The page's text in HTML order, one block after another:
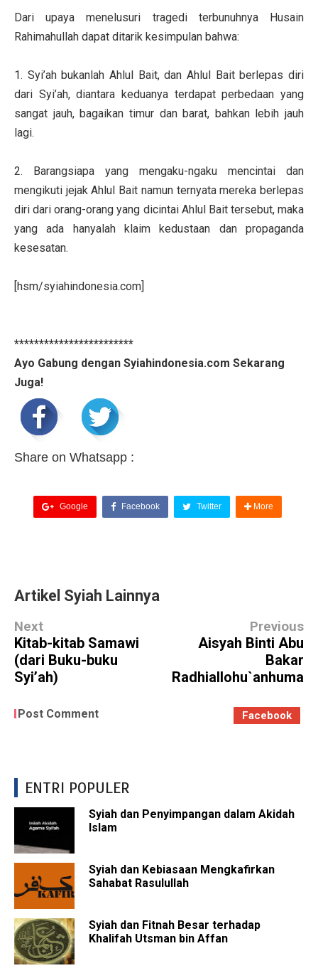
Dari upaya menelusuri tragedi terbunuhnya Husain
Rahimahullah dapat ditarik kesimpulan bahwa:
1. Syi’ah bukanlah Ahlul Bait, dan Ahlul Bait berlepas diri
dari Syi’ah, diantara keduanya terdapat perbedaan yang
sangat jauh, bagaikan timur dan barat, bahkan lebih jauh
lagi.
2. Barangsiapa yang mengaku-ngaku mencintai dan
mengikuti jejak Ahlul Bait namun ternyata mereka berlepas
diri dari orang-orang yang dicintai Ahlul Bait tersebut, maka
yang ada hanyalah klaim kedustaan dan propaganda
kesesatan.
[hsm/syiahindonesia.com]
************************
Ayo Gabung dengan Syiahindonesia.com Sekarang
Juga!
Share on Whatsapp :
Google Facebook Twitter More
Artikel Syiah Lainnya
Next
Kitab-kitab Samawi
(dari Buku-buku
Syi’ah)
Previous
Aisyah Binti Abu
Bakar
Radhiallohu`anhuma
Post Comment Facebook
ENTRI POPULER
Syiah dan Penyimpangan dalam Akidah
Islam
Syiah dan Kebiasaan Mengkafirkan
Sahabat Rasulullah
Syiah dan Fitnah Besar terhadap
Khalifah Utsman bin Affan